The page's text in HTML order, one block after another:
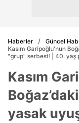
Haberler
Güncel
Kasım Garipoğlu'nun
"grup" serbest! | 40. yaş
Kasım
yasak